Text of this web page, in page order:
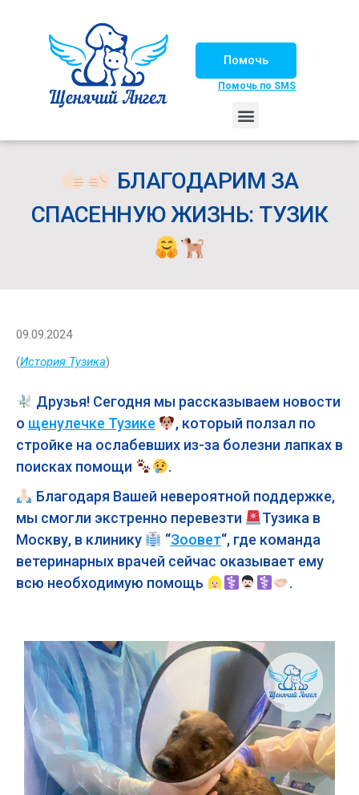
Помочь
Помочь по SMS
БЛАГОДАРИМ ЗА
СПАСЕННУЮ ЖИЗНЬ: ТУЗИК
09.09.2024
(История Тузика)
Друзья! Сегодня мы рассказываем новости
о щенулечке Тузике
, который ползал по
стройке на ослабевших из-за болезни лапках в
поисках помощи
.
Благодаря Вашей невероятной поддержке,
мы смогли экстренно перевезти
Тузика в
Москву, в клинику
“Зоовет“, где команда
ветеринарных врачей сейчас оказывает ему
всю необходимую помощь
.